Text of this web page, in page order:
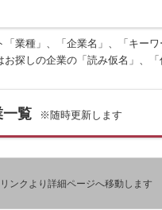
「業種」、「企業名」、「キー
お探しの企業の「読み仮名」、
覧 ※随時更新します
ンクより詳細ページへ移動します